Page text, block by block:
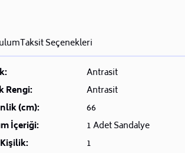
Taksit Seçenekleri
Antrasit
Rengi:
Antrasit
(cm):
66
İçeriği:
1 Adet Sandalye
1